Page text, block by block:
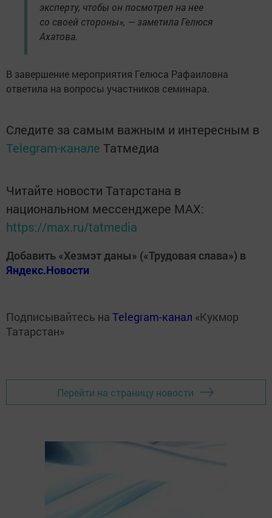
эксперту, чтобы он посмотрел на нее
со своей стороны», — заметила Гелюся
Ахатова.
В завершение мероприятия Гелюса Рафаиловна
ответила на вопросы участников семинара.
Следите за самым важным и интересным в
Telegram-канале Татмедиа
Читайте новости Татарстана в
национальном мессенджере MАХ:
https://max.ru/tatmedia
Добавить «Хезмэт даны» («Трудовая слава») в
Яндекс.Новости
Подписывайтесь на Telegram-канал «Кукмор
Татарстан»
Перейти на страницу новости